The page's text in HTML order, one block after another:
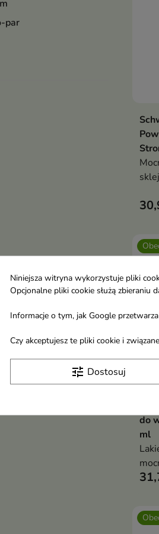
par
do
ml
Niniejsza witryna wykorzystuje pliki
Opcjonalne pliki cookie służą
Informacje o tym, jak Google
Czy akceptujesz te pliki cookie i
tune Dostosuj